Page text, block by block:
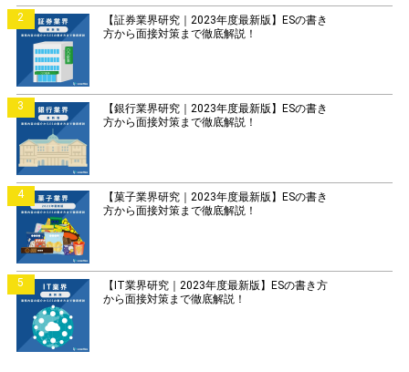
2
【証券業界研究｜2023年度最新版】ESの書き
方から面接対策まで徹底解説！
3
【銀行業界研究｜2023年度最新版】ESの書き
方から面接対策まで徹底解説！
4
【菓子業界研究｜2023年度最新版】ESの書き
方から面接対策まで徹底解説！
5
【IT業界研究｜2023年度最新版】ESの書き方
から面接対策まで徹底解説！